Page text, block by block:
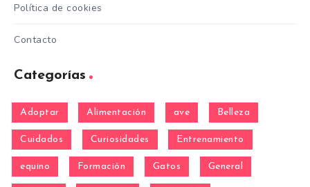
Política de cookies
Contacto
Categorías
Adoptar Alimentación ave Belleza
Cuidados Curiosidades Entrenamiento
equino Formación Gatos General